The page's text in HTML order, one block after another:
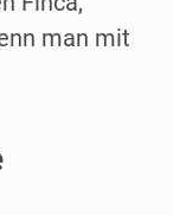
man mit